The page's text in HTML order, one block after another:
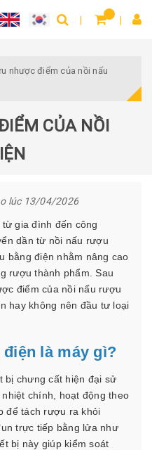
nhược điểm của nồi nấu
CỦA NỒI
lúc 13/04/2026
gia đình đến công
dần từ nồi nấu rượu
bằng điện nhằm nâng cao
rượu thành phẩm. Sau
điểm của nồi nấu rượu
hay không nên đầu tư loại
là máy gì?
bị chưng cất hiện đại sử
chính, hoạt động theo
để tách rượu ra khỏi
trực tiếp bằng lửa như
bị này giúp kiểm soát